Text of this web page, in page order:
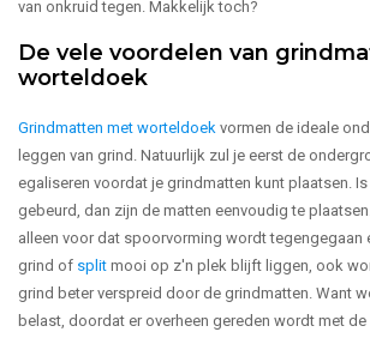
van onkruid tegen. Makkelijk toch?
De vele voordelen van
worteldoek
Grindmatten met worteldoek vormen de ideale
leggen van grind. Natuurlijk zul je eerst de
egaliseren voordat je grindmatten kunt plaatsen. Is
gebeurd, dan zijn de matten eenvoudig te
alleen voor dat spoorvorming wordt tegengegaan
grind of split mooi op z'n plek blijft liggen, ook
grind beter verspreid door de grindmatten. Want
belast, doordat er overheen gereden wordt met de